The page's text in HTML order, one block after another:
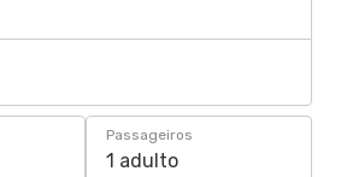
Passageiros
1 adulto